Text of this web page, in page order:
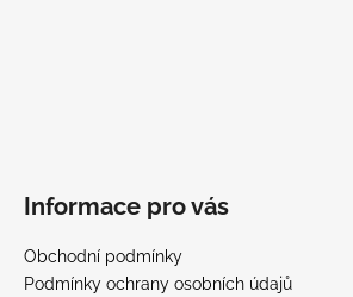
Informace pro vás
Obchodní podmínky
Podmínky ochrany osobních údajů